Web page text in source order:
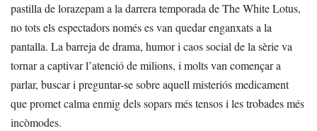
pastilla de lorazepam a la darrera temporada de The White Lotus,
no tots els espectadors només es van quedar enganxats a la
pantalla. La barreja de drama, humor i caos social de la sèrie va
tornar a captivar l’atenció de milions, i molts van començar a
parlar, buscar i preguntar-se sobre aquell misteriós medicament
que promet calma enmig dels sopars més tensos i les trobades més
incòmodes.